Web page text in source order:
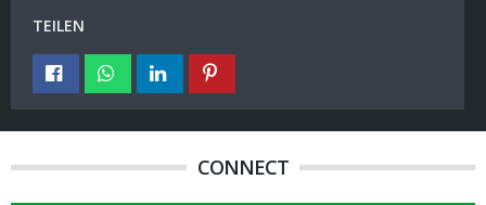
TEILEN
CONNECT